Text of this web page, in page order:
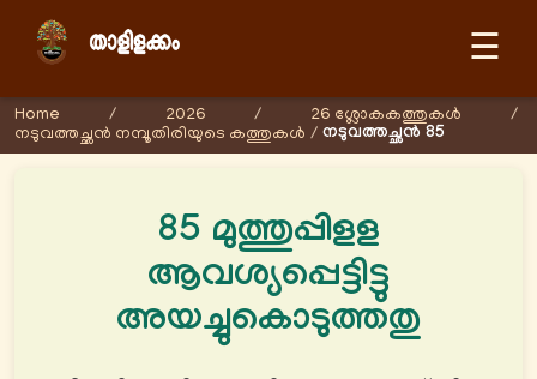
☰
Home / 2026 / 26 ശ്ലോകകത്തുകള്‍
/
നടുവത്തച്ഛൻ നമ്പൂതിരിയുടെ കത്തുകള്‍ / നടുവത്തച്ഛൻ 85
85 മുത്തുപ്പിളള
ആവശ്യപ്പെട്ടിട്ടു
അയച്ചുകൊടുത്തതു